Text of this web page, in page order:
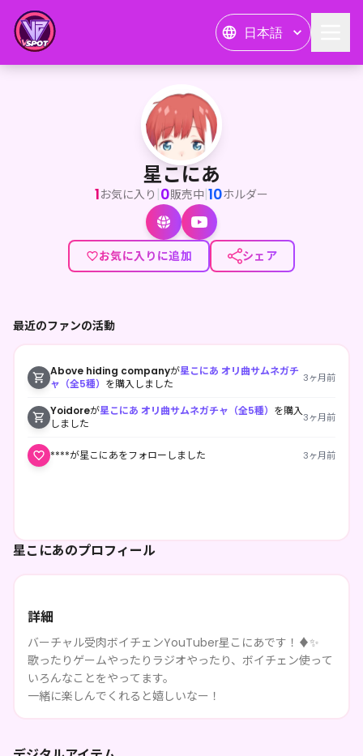
日本語
星こにあ
<p>バーチャル受肉ボイチェンYouTuber星こにあです！
星こにあ
1お気に入り |0販売中|10ホルダー
お気に入りに追加 シェア
星こにあのプロフィール
詳細
バーチャル受肉ボイチェンYouTuber星こにあです！♦️✨
歌ったりゲームやったりラジオやったり、ボイチェン使って
いろんなことをやってます。
一緒に楽しんでくれると嬉しいなー！
最近のファンの活動
Above hiding companyが星こにあ オリ曲サムネガチ
ャ（全5種） を購入しました 3ヶ月前
Yoidoreが星こにあ オリ曲サムネガチャ（全5種） を購入
しました
3ヶ月前
****が星こにあをフォローしました 3ヶ月前